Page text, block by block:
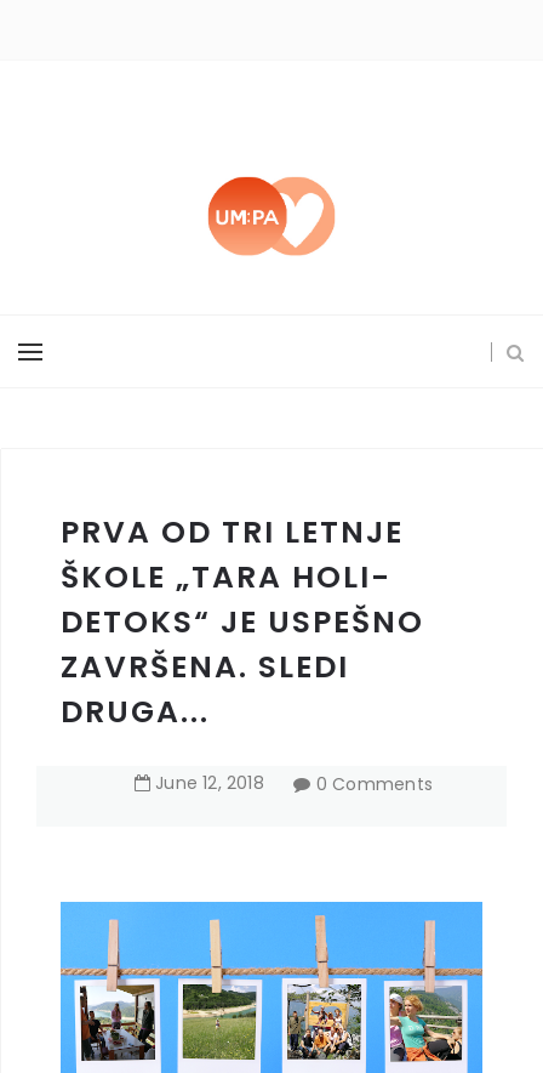
PRVA OD TRI LETNJE
ŠKOLE „TARA HOLI-
DETOKS“ JE USPEŠNO
ZAVRŠENA. SLEDI
DRUGA...
June 12,2018 0 Comments